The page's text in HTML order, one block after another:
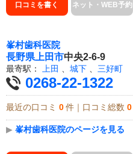
口コミを書く ネット・WEB予約
峯村歯科医院
長野県 上田市中央2-6-9
最寄駅： 上田 城下 三好町
0268-22-1322
最近の口コミ 0 件｜口コミ総数 0
▶ 峯村歯科医院のページを見る